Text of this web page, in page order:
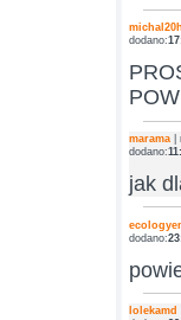
michal20h
dodano:
marama |
dodano:
jak
dodano:
lolekamd